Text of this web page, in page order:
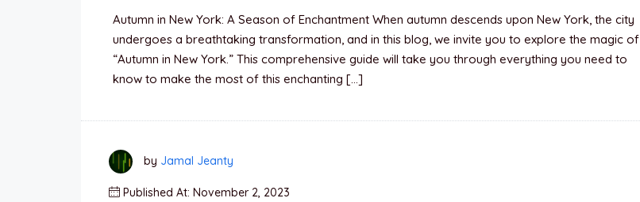
Autumn in New York: A Season of Enchantment When autumn descends upon New York, the city
undergoes a breathtaking transformation, and in this blog, we invite you to explore the magic of
“Autumn in New York.” This comprehensive guide will take you through everything you need to
know to make the most of this enchanting […]
by Jamal Jeanty
Published At: November 2, 2023